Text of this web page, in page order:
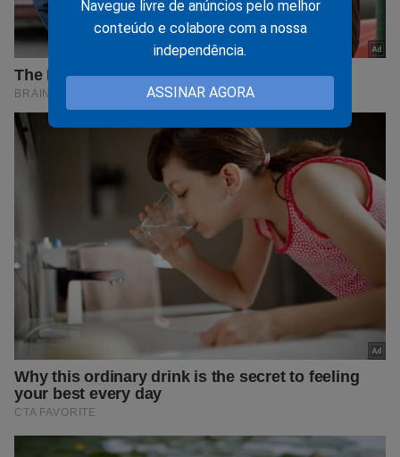
Navegue livre de anúncios pelo melhor
conteúdo e colabore com a nossa
independência.
ASSINAR AGORA